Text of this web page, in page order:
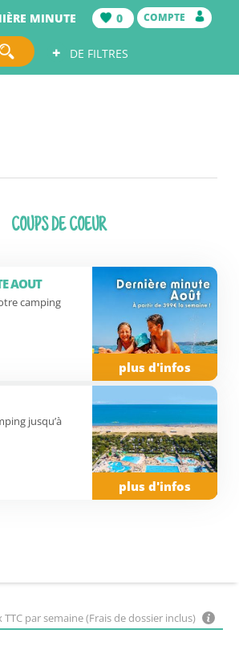
MINUTE 0 COMPTE
+ DE FILTRES
COUPS DE COEUR
AOUT
camping
plus d'infos
jusqu’à
plus d'infos
TTC par semaine (Frais de dossier inclus)